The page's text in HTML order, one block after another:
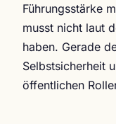
Führungsstärke
musst nicht laut
haben. Gerade
Selbstsicherheit
öffentlichen